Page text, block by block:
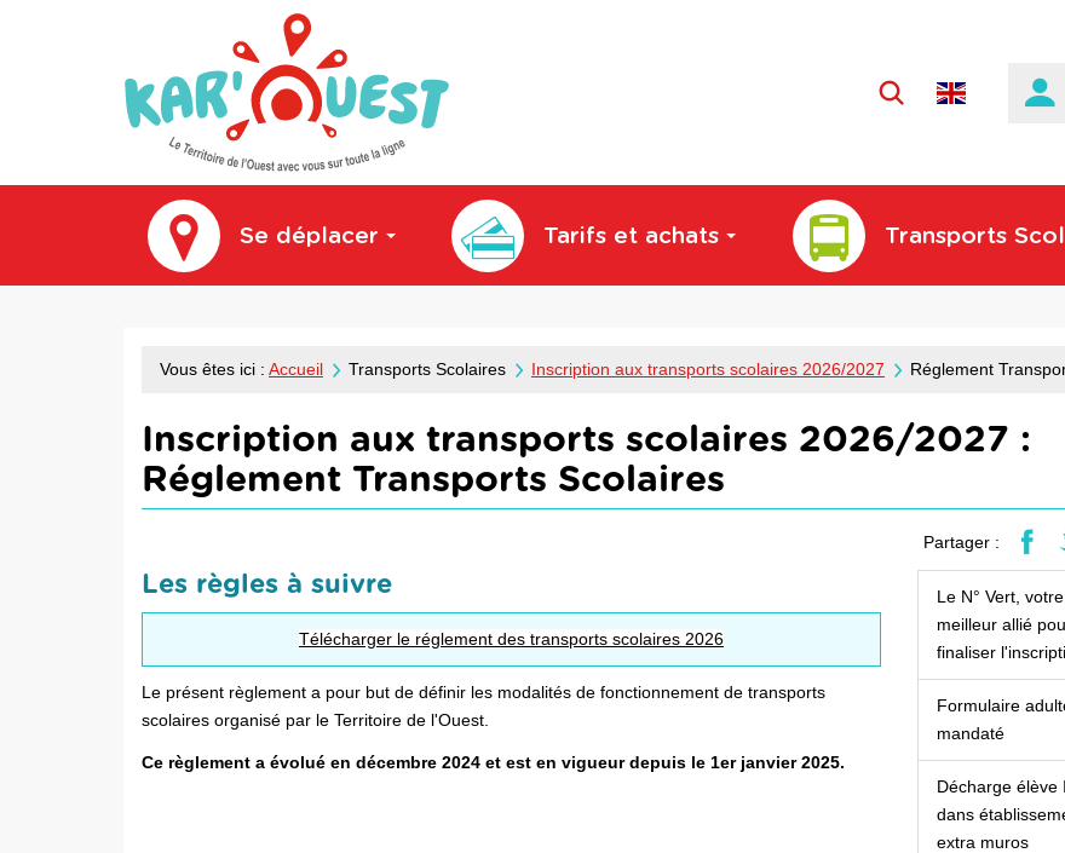
Langue
Se déplacer Tarifs et achats Transports
Vous êtes ici : Accueil Transports Scolaires Inscription aux transports scolaires 2026/2027 Réglement
Inscription aux transports scolaires 2026/2027 :
Réglement Transports Scolaires
Partager :
Les règles à suivre
Télécharger le réglement des transports scolaires 2026
Le présent règlement a pour but de définir les modalités de fonctionnement de transports
scolaires organisé par le Territoire de l'Ouest.
Ce règlement a évolué en décembre 2024 et est en vigueur depuis le 1er janvier 2025.
Le N° Vert, votre
meilleur allié
finaliser
Formulaire
mandaté
Décharge élève
dans
extra muros